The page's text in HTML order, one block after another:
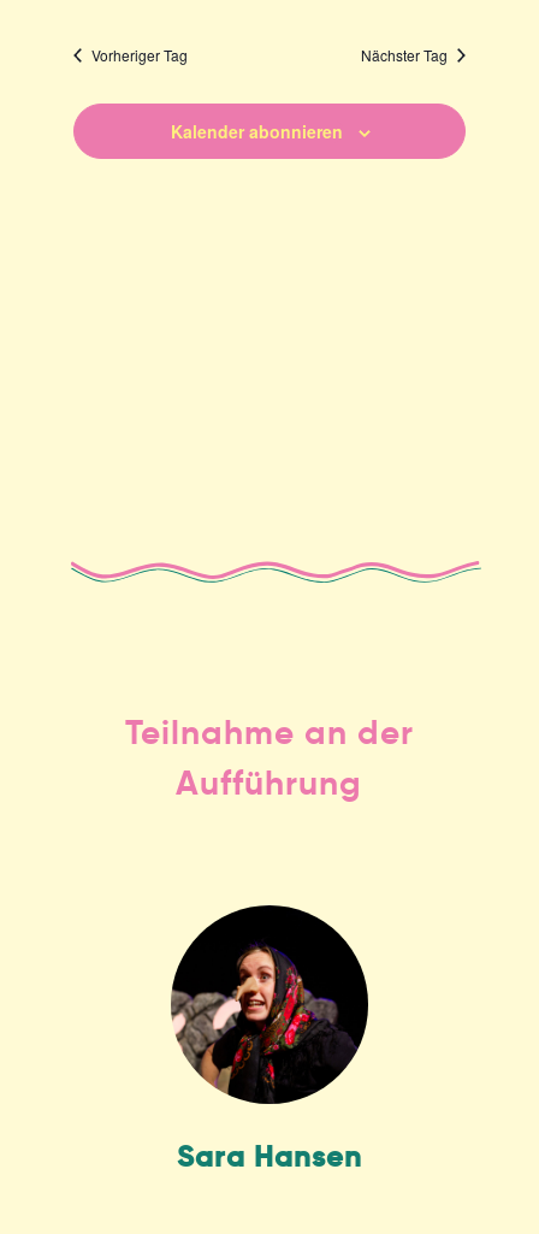
wählen.
Vorheriger Tag Nächster Tag
Kalender abonnieren
Teilnahme an der
Aufführung
Sara Hansen